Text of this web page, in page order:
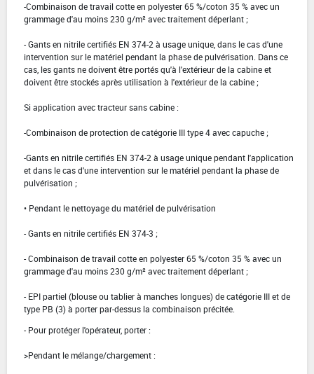
-Combinaison de travail cotte en polyester 65 %/coton 35 % avec un
grammage d'au moins 230 g/m² avec traitement déperlant ;
- Gants en nitrile certifiés EN 374-2 à usage unique, dans le cas d'une
intervention sur le matériel pendant la phase de pulvérisation. Dans ce
cas, les gants ne doivent être portés qu'à l'extérieur de la cabine et
doivent être stockés après utilisation à l'extérieur de la cabine ;
Si application avec tracteur sans cabine :
-Combinaison de protection de catégorie III type 4 avec capuche ;
-Gants en nitrile certifiés EN 374-2 à usage unique pendant l'application
et dans le cas d'une intervention sur le matériel pendant la phase de
pulvérisation ;
• Pendant le nettoyage du matériel de pulvérisation
- Gants en nitrile certifiés EN 374-3 ;
- Combinaison de travail cotte en polyester 65 %/coton 35 % avec un
grammage d'au moins 230 g/m² avec traitement déperlant ;
- EPI partiel (blouse ou tablier à manches longues) de catégorie III et de
type PB (3) à porter par-dessus la combinaison précitée.
- Pour protéger l'opérateur, porter :
>Pendant le mélange/chargement :